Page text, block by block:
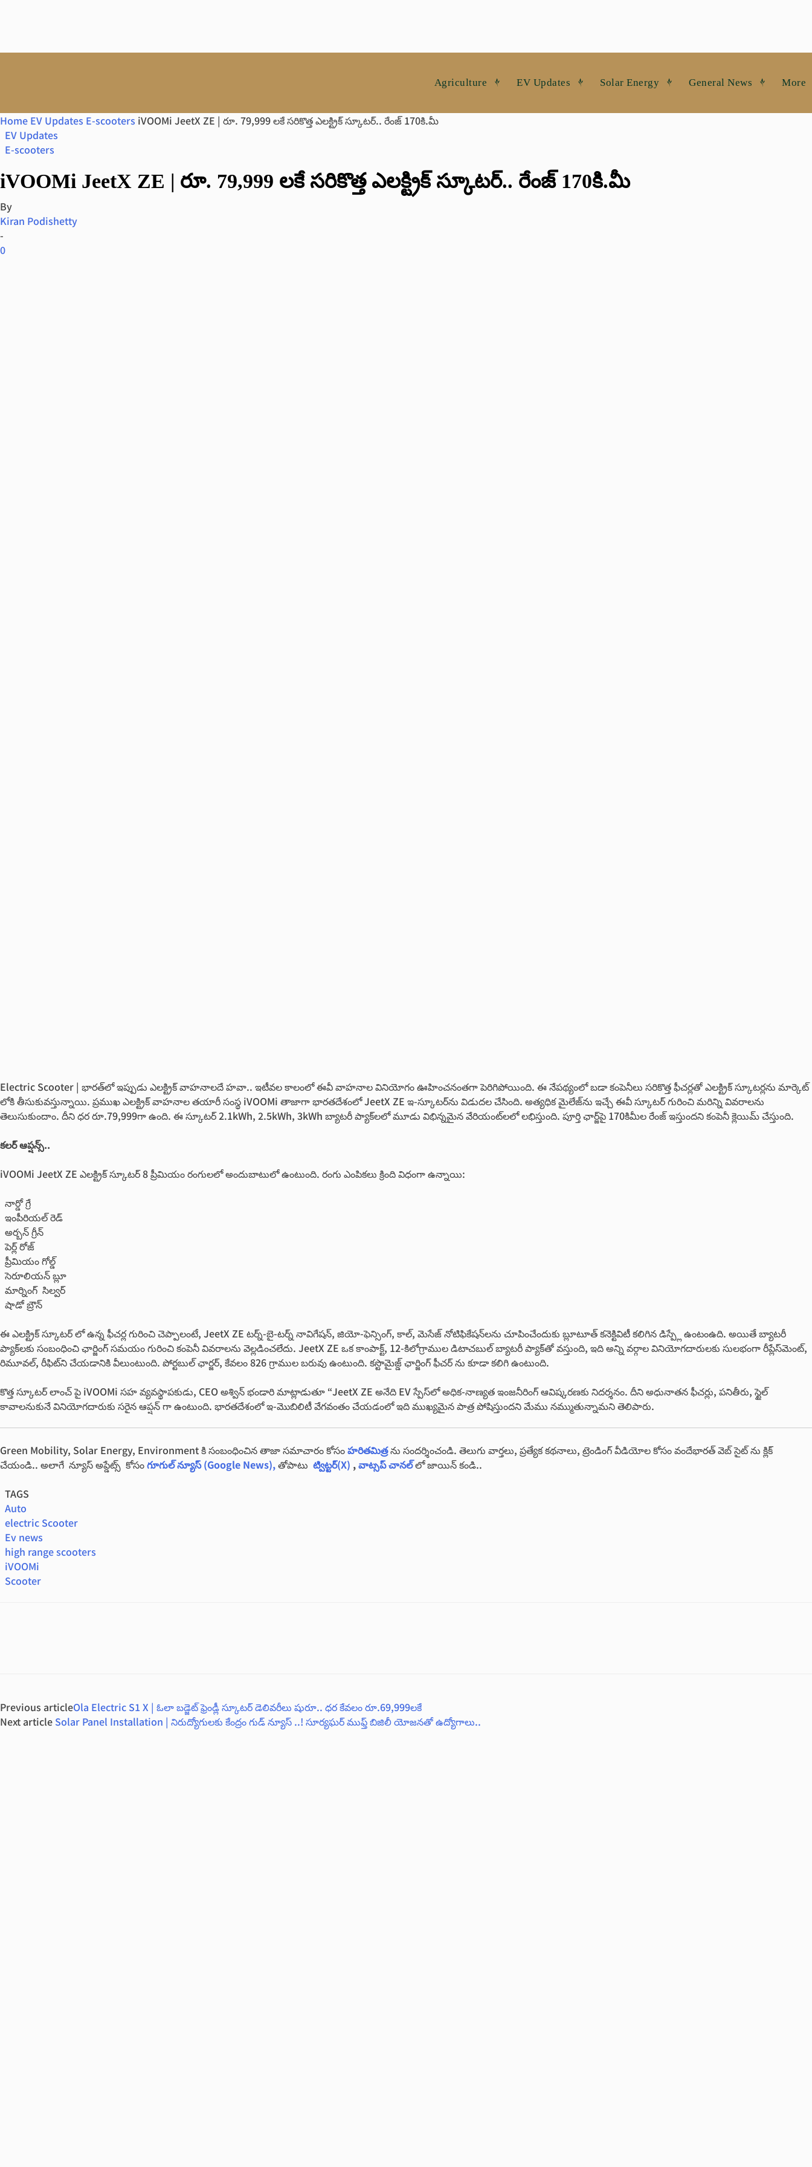
Agriculture EV Updates Solar Energy General News More
Home EV Updates E-scooters iVOOMi JeetX ZE | రూ. 79,999 ల‌కే స‌రికొత్త ఎల‌క్ట్రిక్ స్కూట‌ర్.. రేంజ్ 170కి.మీ
EV Updates
E-scooters
iVOOMi JeetX ZE | రూ. 79,999 ల‌కే స‌రికొత్త ఎల‌క్ట్రిక్ స్కూట‌ర్.. రేంజ్ 170కి.మీ
By
Kiran Podishetty
-
0
Electric Scooter | భార‌త్‌లో ఇప్పుడు ఎల‌క్ట్రిక్ వాహ‌నాల‌దే హవా.. ఇటీవల కాలంలో ఈవీ వాహ‌నాల‌ వినియోగం ఊహించ‌నంత‌గా పెరిగిపోయింది. ఈ నేపథ్యంలో బ‌డా కంపెనీలు సరికొత్త ఫీచ‌ర్ల‌తో ఎల‌క్ట్రిక్ స్కూట‌ర్ల‌ను మార్కెట్
లోకి తీసుకువ‌స్తున్నాయి. ప్రముఖ ఎలక్ట్రిక్ వాహనాల తయారీ సంస్థ iVOOMi తాజాగా భారతదేశంలో JeetX ZE ఇ-స్కూటర్‌ను విడుదల చేసింది. అత్య‌ధిక మైలేజ్‌ను ఇచ్చే ఈవీ స్కూటర్‌ గురించి మరిన్ని వివరాలను
తెలుసుకుందాం. దీని ధర రూ.79,999గా ఉంది. ఈ స్కూటర్ 2.1kWh, 2.5kWh, 3kWh బ్యాటరీ ప్యాక్‌లలో మూడు విభిన్న‌మైన‌ వేరియంట్‌లలో లభిస్తుంది. పూర్తి ఛార్జ్‌పై 170కిమీల రేంజ్ ఇస్తుంద‌ని కంపెనీ క్లెయిమ్ చేస్తుంది.
క‌ల‌ర్ ఆప్ష‌న్స్‌..
iVOOMi JeetX ZE ఎలక్ట్రిక్ స్కూటర్ 8 ప్రీమియం రంగులలో అందుబాటులో ఉంటుంది. రంగు ఎంపికలు క్రింది విధంగా ఉన్నాయి:
నార్డో గ్రే
ఇంపీరియల్ రెడ్
అర్బన్ గ్రీన్
పెర్ల్ రోజ్
ప్రీమియం గోల్డ్
సెరూలియన్ బ్లూ
మార్నింగ్ సిల్వర్
షాడో బ్రౌన్
ఈ ఎల‌క్ట్రిక్ స్కూటర్ లో ఉన్న ఫీచర్ల గురించి చెప్పాలంటే, JeetX ZE టర్న్-బై-టర్న్ నావిగేషన్, జియో-ఫెన్సింగ్, కాల్, మెసేజ్ నోటిఫికేషన్‌లను చూపించేందుకు బ్లూటూత్ కనెక్టివిటీ క‌లిగిన డిస్ప్లే ఉంటంఉది. అయితే బ్యాటరీ
ప్యాక్‌లకు సంబంధించి ఛార్జింగ్ సమయం గురించి కంపెనీ వివరాలను వెల్లడించలేదు. JeetX ZE ఒక కాంపాక్ట్, 12-కిలోగ్రాముల డిటాచబుల్ బ్యాటరీ ప్యాక్‌తో వస్తుంది, ఇది అన్ని వర్గాల వినియోగదారులకు సులభంగా రీప్లేస్‌మెంట్,
రిమూవల్, రీఫిట్‌ని చేయడానికి వీలుంటుంది. పోర్టబుల్ ఛార్జర్, కేవలం 826 గ్రాముల బరువు ఉంటుంది. కస్టొమైజ్డ్ ఛార్జింగ్ ఫీచర్ ను కూడా కలిగి ఉంటుంది.
కొత్త స్కూట‌ర్ లాంచ్ పై iVOOMi సహ వ్యవస్థాపకుడు, CEO అశ్విన్ భండారి మాట్లాడుతూ “JeetX ZE అనేది EV స్పేస్‌లో అధిక-నాణ్యత ఇంజనీరింగ్ ఆవిష్కరణకు నిదర్శనం. దీని అధునాతన ఫీచర్లు, పనితీరు, స్టైల్
కావాల‌నుకునే వినియోగదారుకు స‌రైన ఆప్ష‌న్ గా ఉంటుంది. భారతదేశంలో ఇ-మొబిలిటీ వేగ‌వంతం చేయ‌డంలో ఇది ముఖ్యమైన పాత్ర పోషిస్తుందని మేము న‌మ్ముతున్నామ‌ని తెలిపారు.
Green Mobility, Solar Energy, Environment కి సంబంధించిన తాజా సమాచారం కోసంహరితమిత్రను సందర్శించండి. తెలుగు వార్తలు, ప్రత్యేక కథనాలు, ట్రెండింగ్ వీడియోల కోసం వందేభారత్ వెబ్ సైట్ ను క్లిక్
చేయండి.. అలాగే న్యూస్ అప్డేట్స్ కోసంగూగుల్ న్యూస్ (Google News),తోపాటు ట్విట్టర్(X) ,వాట్సప్ చానల్లో జాయిన్ కండి..
TAGS
Auto
electric Scooter
Ev news
high range scooters
iVOOMi
Scooter
Previous articleOla Electric S1 X | ఓలా బడ్జెట్ ఫ్రెండ్లీ స్కూటర్ డెలివరీలు షురూ.. ధర కేవలం రూ.69,999లకే
Next article Solar Panel Installation | నిరుద్యోగులకు కేంద్రం గుడ్ న్యూస్ ..! సూర్యఘర్ ముఫ్త్ బిజిలీ యోజనతో ఉద్యోగాలు..